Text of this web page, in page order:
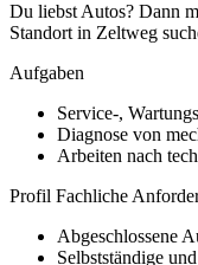
Du liebst Autos? Dann
Standort in Zeltweg
Aufgaben
Service-,
Diagnose von
Arbeiten nach
Profil Fachliche
Abgeschlossene
Selbstständige